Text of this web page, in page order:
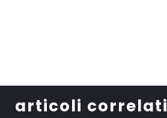
articoli correlati